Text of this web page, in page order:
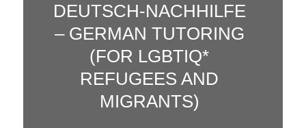
DEUTSCH-NACHHILFE
– GERMAN TUTORING
(FOR LGBTIQ*
REFUGEES AND
MIGRANTS)